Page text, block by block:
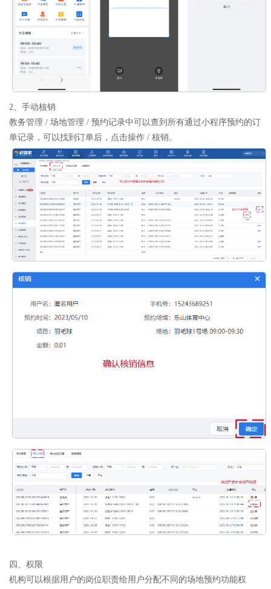
2、手动核销
教务管理 / 场地管理 / 预约记录中可以查到所有通过小程序预约的订
单记录，可以找到订单后，点击操作 / 核销。
四、权限
机构可以根据用户的岗位职责给用户分配不同的场地预约功能权